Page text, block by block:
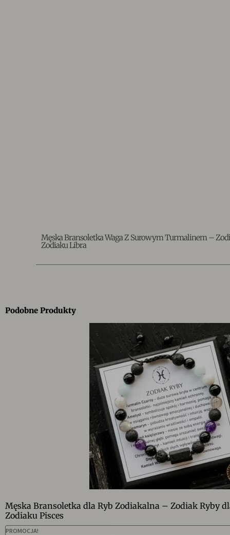
Męska Bransoletka Waga Z Surowym Turmalinem –
Zodiaku Libra
Podobne Produkty
Męska Bransoletka dla Ryb Zodiakalna – Zodiak Ryby
Zodiaku Pisces
PROMOCJA!